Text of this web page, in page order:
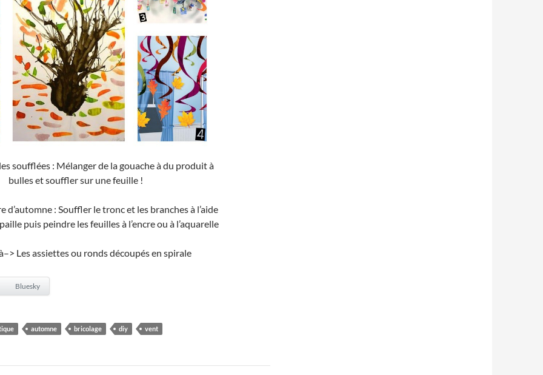
soufflées : Mélanger de la gouache à du produit à
bulles et souffler sur une feuille !
d’automne : Souffler le tronc et les branches à l’aide
puis peindre les feuilles à l’encre ou à l’aquarelle
Les assiettes ou ronds découpés en spirale
Bluesky
automne bricolage diy vent